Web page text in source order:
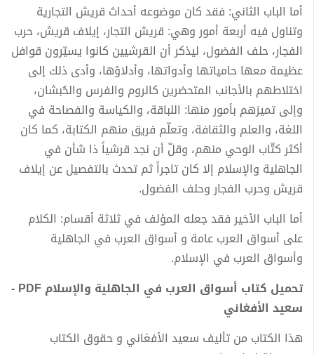
أما الباب الثاني: فقد كان موضوعه أحداث قريش التجارية
وتناول فيه أربعة أمور وهي: قريش التجار، إيلاف قريش، حرب
الفجار، حلف الفضول، ليذكر أن القرشيين كانوا يسيّرون قوافل
عظيمة معها حامياتها وأدواتها، وأدلاؤها، وأدى ذلك إلى
اختلاطهم بالأجانب المتحضرين كالروم والفرس والحُبشان،
وإلى تميزهم بأمور منها: اللباقة، والكياسة والفصاحة في
اللغة، والعلم والثقافة، وتعلّم فريق منهم الكتابة، كما كان
أكثر كتّاب الوحي منهم، وقلّ أن نجد قرشياً ذا شأن في
الجاهلية والإسلام إلا كان تاجراً ثم تحدث بالتفصيل عن إيلاف
قريش وحرب الفجار وحلف الفضول.
أما الباب الأخير فقد جعله المؤلف في ثلاثة أقسام: الكلام
على أسواق العرب عامة و أسواق العرب في الجاهلية
وأسواق العرب في الإسلام.
تحميل كتاب أسواق العرب في الجاهلية والإسلام PDF -
سعيد الأفغاني
هذا الكتاب من تأليف سعيد الأفغاني و حقوق الكتاب